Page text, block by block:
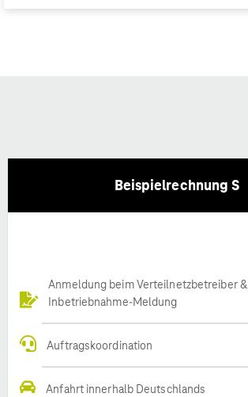
Beispielrechnung S
Anmeldung beim Verteilnetzbetreiber &
Inbetriebnahme-Meldung
Auftragskoordination
Anfahrt innerhalb Deutschlands